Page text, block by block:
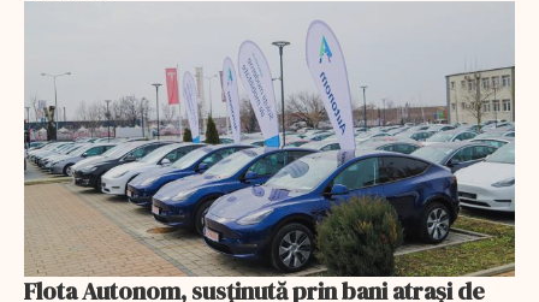
Flota Autonom, susținută prin bani atrași de